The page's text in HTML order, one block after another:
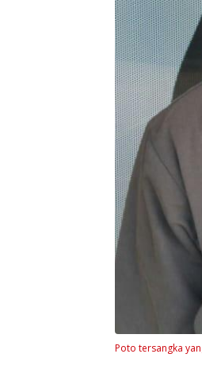
Poto tersangka